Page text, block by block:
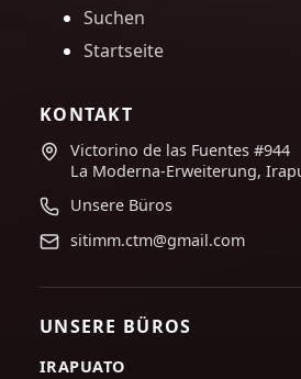
Suchen
Startseite
KONTAKT
Victorino de las Fuentes #944
La Moderna-Erweiterung,
Unsere Büros
sitimm.ctm@gmail.com
UNSERE BÜROS
IRAPUATO